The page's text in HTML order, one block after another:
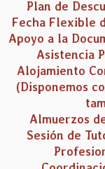
Plan de
Fecha Flexible
Apoyo a la
Asistencia
Alojamiento
(Disponemos
Almuerzos
Sesión de